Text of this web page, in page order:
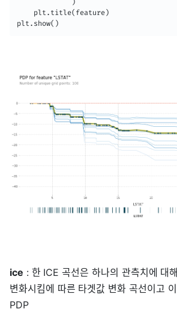
)
    plt
. title( feature )
plt . show( )
ice : 한 ICE 곡선은 하나의 관측치에 대
변화시킴에 따른 타겟값 변화 곡선이고
PDP